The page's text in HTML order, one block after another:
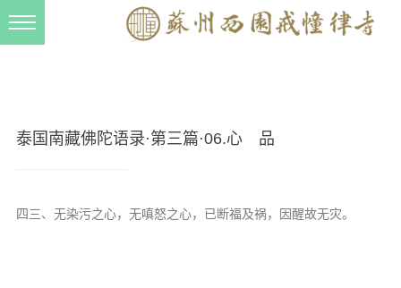
泰国南藏佛陀语录·第三篇·06.心 品
四三、无染污之心，无嗔怒之心，已断福及祸，因醒故无灾。